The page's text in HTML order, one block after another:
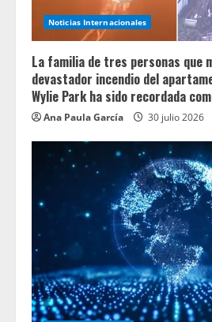
Noticias Internacionales
La familia de tres personas que
devastador incendio del
Wylie Park ha sido recordada
Ana Paula García 30 julio 2026